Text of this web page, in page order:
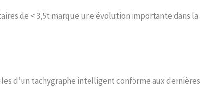
de < 3,5t marque une évolution importante dans la
d’un tachygraphe intelligent conforme aux dernières